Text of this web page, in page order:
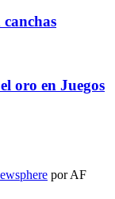
oro en Juegos
por AF